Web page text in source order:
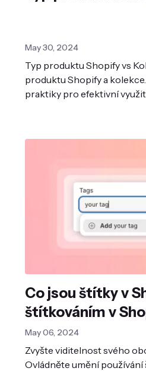
May 30, 2024
Typ produktu Shopify vs
produktu Shopify a
praktiky pro efektivní
Co jsou štítky v
štítkováním v
May 06, 2024
Zvyšte viditelnost svého
Ovládněte umění